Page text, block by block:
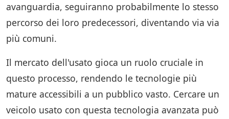
avanguardia, seguiranno probabilmente lo stesso
percorso dei loro predecessori, diventando via via
più comuni.
Il mercato dell'usato gioca un ruolo cruciale in
questo processo, rendendo le tecnologie più
mature accessibili a un pubblico vasto. Cercare un
veicolo usato con questa tecnologia avanzata può